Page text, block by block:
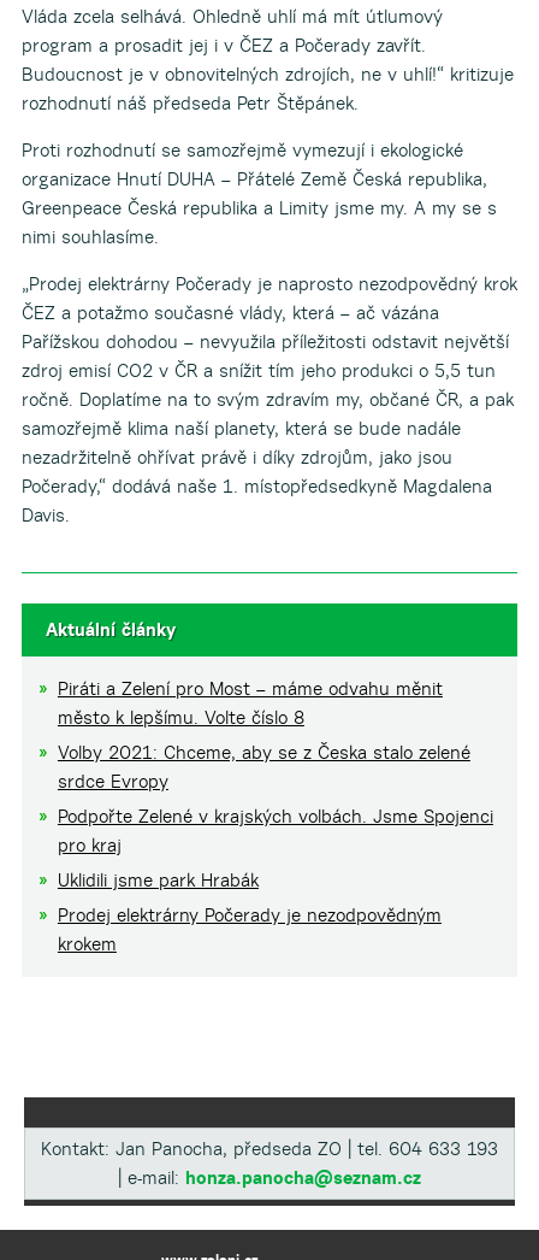
Vláda zcela selhává. Ohledně uhlí má mít útlumový
program a prosadit jej i v ČEZ a Počerady zavřít.
Budoucnost je v obnovitelných zdrojích, ne v uhlí!“ kritizuje
rozhodnutí náš předseda Petr Štěpánek.
Proti rozhodnutí se samozřejmě vymezují i ekologické
organizace Hnutí DUHA – Přátelé Země Česká republika,
Greenpeace Česká republika a Limity jsme my. A my se s
nimi souhlasíme.
„Prodej elektrárny Počerady je naprosto nezodpovědný krok
ČEZ a potažmo současné vlády, která – ač vázána
Pařížskou dohodou – nevyužila příležitosti odstavit největší
zdroj emisí CO2 v ČR a snížit tím jeho produkci o 5,5 tun
ročně. Doplatíme na to svým zdravím my, občané ČR, a pak
samozřejmě klima naší planety, která se bude nadále
nezadržitelně ohřívat právě i díky zdrojům, jako jsou
Počerady,“ dodává naše 1. místopředsedkyně Magdalena
Davis.
Aktuální články
Piráti a Zelení pro Most – máme odvahu měnit
město k lepšímu. Volte číslo 8
Volby 2021: Chceme, aby se z Česka stalo zelené
srdce Evropy
Podpořte Zelené v krajských volbách. Jsme Spojenci
pro kraj
Uklidili jsme park Hrabák
Prodej elektrárny Počerady je nezodpovědným
krokem
Kontakt: Jan Panocha, předseda ZO | tel. 604 633 193
| e-mail: honza.panocha@seznam.cz